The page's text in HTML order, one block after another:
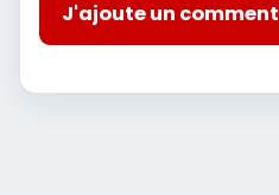
J'ajoute un